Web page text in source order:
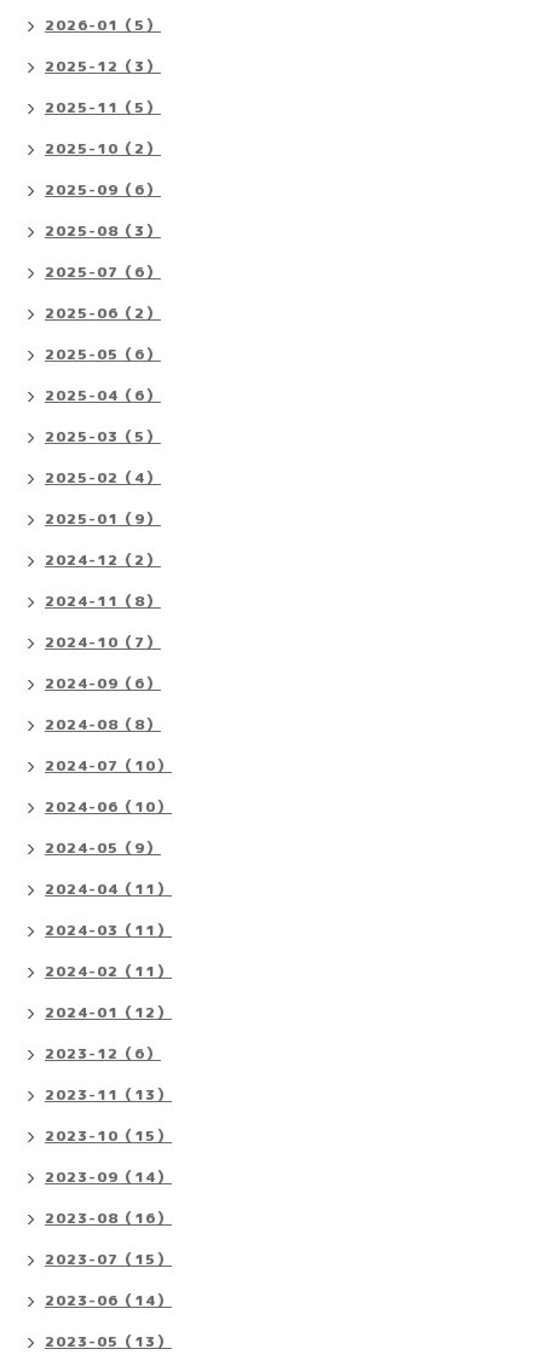
2026-01（5）
2025-12（3）
2025-11（5）
2025-10（2）
2025-09（6）
2025-08（3）
2025-07（6）
2025-06（2）
2025-05（6）
2025-04（6）
2025-03（5）
2025-02（4）
2025-01（9）
2024-12（2）
2024-11（8）
2024-10（7）
2024-09（6）
2024-08（8）
2024-07（10）
2024-06（10）
2024-05（9）
2024-04（11）
2024-03（11）
2024-02（11）
2024-01（12）
2023-12（6）
2023-11（13）
2023-10（15）
2023-09（14）
2023-08（16）
2023-07（15）
2023-06（14）
2023-05（13）